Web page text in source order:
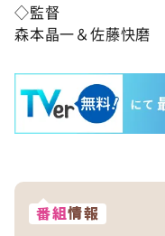
◇監
森本晶一＆佐藤快磨
番組情報